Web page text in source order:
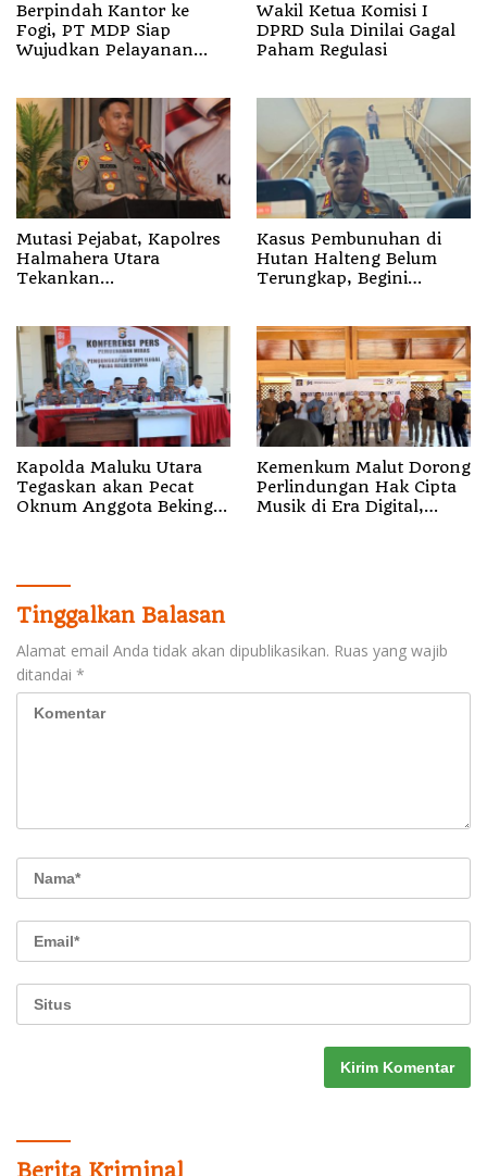
Berpindah Kantor ke
Fogi, PT MDP Siap
Wujudkan Pelayanan
Wakil Ketua Komisi I
DPRD Sula Dinilai Gagal
Paham Regulasi
Mutasi Pejabat, Kapolres
Halmahera Utara
Tekankan
Kasus Pembunuhan di
Hutan Halteng Belum
Terungkap, Begini
Kapolda Maluku Utara
Tegaskan akan Pecat
Oknum Anggota Bekingi
Kemenkum Malut Dorong
Perlindungan Hak Cipta
Musik di Era Digital,
Tinggalkan Balasan
Alamat email Anda tidak akan dipublikasikan. Ruas yang wajib
ditandai *